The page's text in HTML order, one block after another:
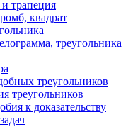
трапеция
квадрат
треугольника
треугольников
треугольников
к доказательству